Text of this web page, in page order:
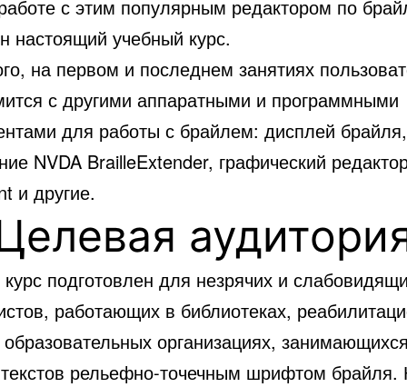
с этим популярным редактором по
настоящий учебный курс.
на первом и последнем занятиях
с другими аппаратными и программными
для работы с брайлем: дисплей брайля,
NVDA BrailleExtender, графический
и другие.
подготовлен для незрячих и
работающих в библиотеках,
организациях, занимающихся
рельефно-точечным шрифтом брайля.